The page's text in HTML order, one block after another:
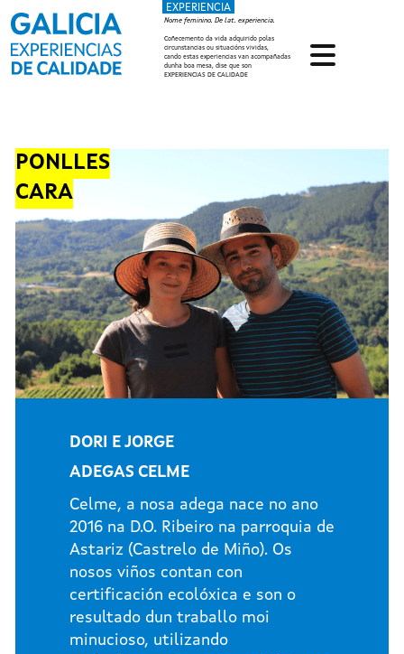
Ir o contido principal
EXPERIENCIA
Nome feminino. De lat. experiencia.
Coñecemento da vida adquirido polas
circunstancias ou situacións vividas,
cando estas experiencias van acompañadas
dunha boa mesa, dise que son
EXPERIENCIAS DE CALIDADE
PONLLES
CARA
DORI E JORGE
ADEGAS CELME
Celme, a nosa adega nace no ano
2016 na D.O. Ribeiro na parroquia de
Astariz (Castrelo de Miño). Os
nosos viños contan con
certificación ecolóxica e son o
resultado dun traballo moi
minucioso, utilizando